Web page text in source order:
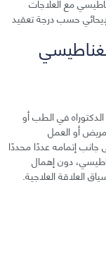
حسب درجة تعقيد
في الطب أو
أو العمل
جانب إتمامه عددًا محددًا
دون إهمال
العلاقة العلاجية.